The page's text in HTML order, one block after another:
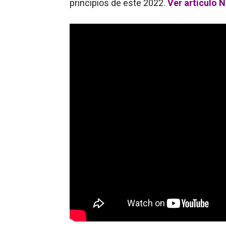
principios de este 2022. Ver artículo